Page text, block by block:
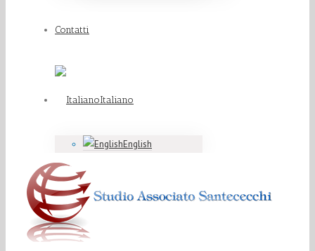
Contatti
Italiano
English